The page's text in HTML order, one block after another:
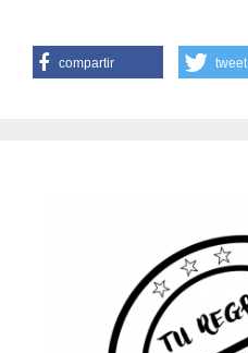
compartir tweet